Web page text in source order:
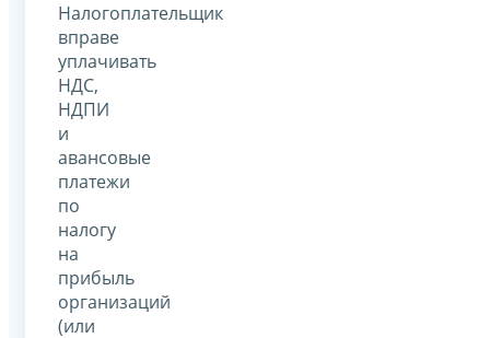
Налогоплательщик
вправе
уплачивать
НДС,
НДПИ
и
авансовые
платежи
по
налогу
на
прибыль
организаций
(или